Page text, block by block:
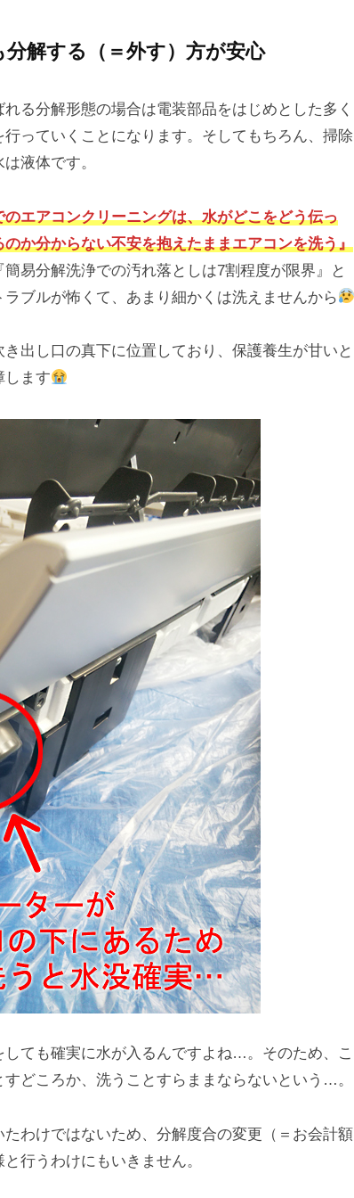
解する（＝外す）方が安心
る分解形態の場合は電装部品をはじめとした多く
っていくことになります。そしてもちろん、掃除
液体です。
のエアコンクリーニングは、水がどこをどう伝っ
か分からない不安を抱えたままエアコンを洗う』
易分解洗浄での汚れ落としは7割程度が限界』と
ブルが怖くて、あまり細かくは洗えませんから
出し口の真下に位置しており、保護養生が甘いと
します
ても確実に水が入るんですよね…。そのため、こ
どころか、洗うことすらままならないという…。
わけではないため、分解度合の変更（＝お会計額
行うわけにもいきません。